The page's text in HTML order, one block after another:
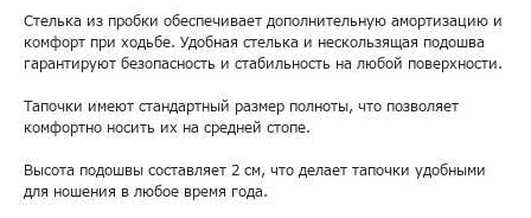
Стелька из пробки обеспечивает дополнительную амортизацию и
комфорт при ходьбе. Удобная стелька и нескользящая подошва
гарантируют безопасность и стабильность на любой поверхности.
Тапочки имеют стандартный размер полноты, что позволяет
комфортно носить их на средней стопе.
Высота подошвы составляет 2 см, что делает тапочки удобными
для ношения в любое время года.